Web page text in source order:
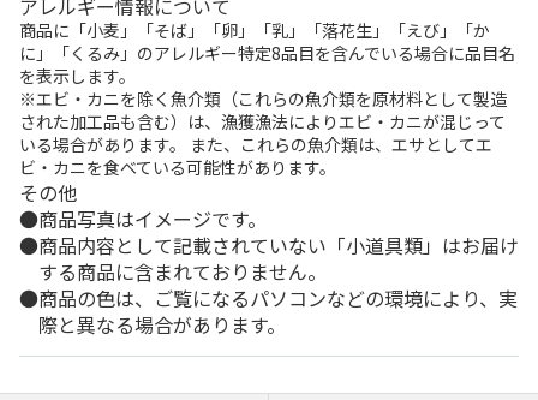
アレルギー情報について
商品に「小麦」「そば」「卵」「乳」「落花生」「えび」「か
に」「くるみ」のアレルギー特定8品目を含んでいる場合に品目名
を表示します。
※エビ・カニを除く魚介類（これらの魚介類を原材料として製造
された加工品も含む）は、漁獲漁法によりエビ・カニが混じって
いる場合があります。 また、これらの魚介類は、エサとしてエ
ビ・カニを食べている可能性があります。
その他
商品写真はイメージです。
商品内容として記載されていない「小道具類」はお届け
する商品に含まれておりません。
商品の色は、ご覧になるパソコンなどの環境により、実
際と異なる場合があります。